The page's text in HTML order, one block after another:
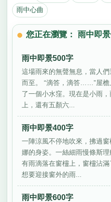
雨中心曲
您正在瀏覽： 雨中即
雨中即景500字
這場雨來的無聲無息，當人
而至。 “滴答，滴答……”屋
了一個小水窪。現在是小雨
上，還有五顏六...
雨中即景400字
一陣涼風不停地吹來，拂過
娜的身姿。一絲細雨慢條斯
有雨滴落在窗欞上，窗欞沾
想要迎接窗外的雨...
雨中即景600字